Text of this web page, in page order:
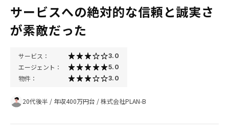
サービスへの絶対的な信頼と誠実さ
が素敵だった
サービス： 3.0
エージェント： 5.0
物件： 3.0
20代後半 / 年収400万円台 /株式会社PLAN-B